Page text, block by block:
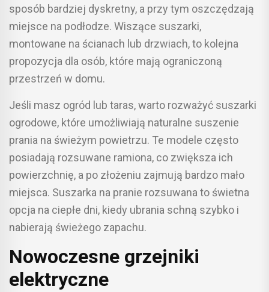
sposób bardziej dyskretny, a przy tym oszczędzają
miejsce na podłodze. Wiszące suszarki,
montowane na ścianach lub drzwiach, to kolejna
propozycja dla osób, które mają ograniczoną
przestrzeń w domu.
Jeśli masz ogród lub taras, warto rozważyć suszarki
ogrodowe, które umożliwiają naturalne suszenie
prania na świeżym powietrzu. Te modele często
posiadają rozsuwane ramiona, co zwiększa ich
powierzchnię, a po złożeniu zajmują bardzo mało
miejsca. Suszarka na pranie rozsuwana to świetna
opcja na ciepłe dni, kiedy ubrania schną szybko i
nabierają świeżego zapachu.
Nowoczesne grzejniki
elektryczne